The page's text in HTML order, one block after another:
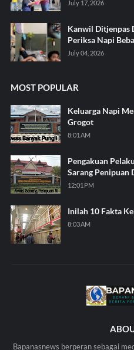
July 17, 2026
Kanwil Ditjenpas
Periksa Napi
July 04, 2026
MOST POPULAR
Keluarga Napi
Grogot
8:01 AM
Pengakuan
Sarang
12:01 PM
Inilah 10 Fakta
8:03 AM
Bapanasnews berperan sebagai